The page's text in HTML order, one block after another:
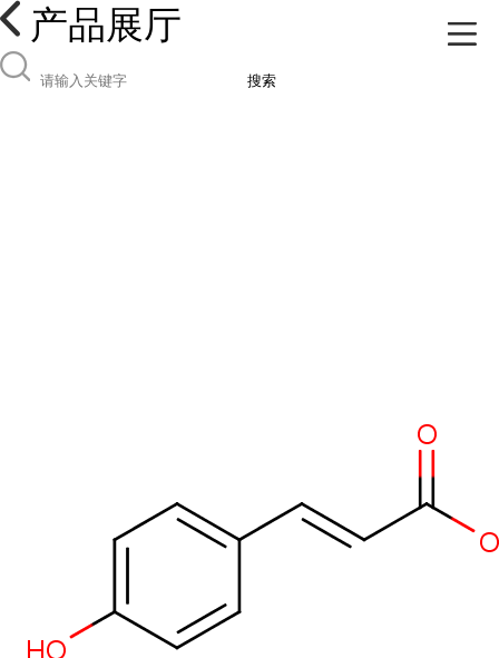
产品展厅
搜索